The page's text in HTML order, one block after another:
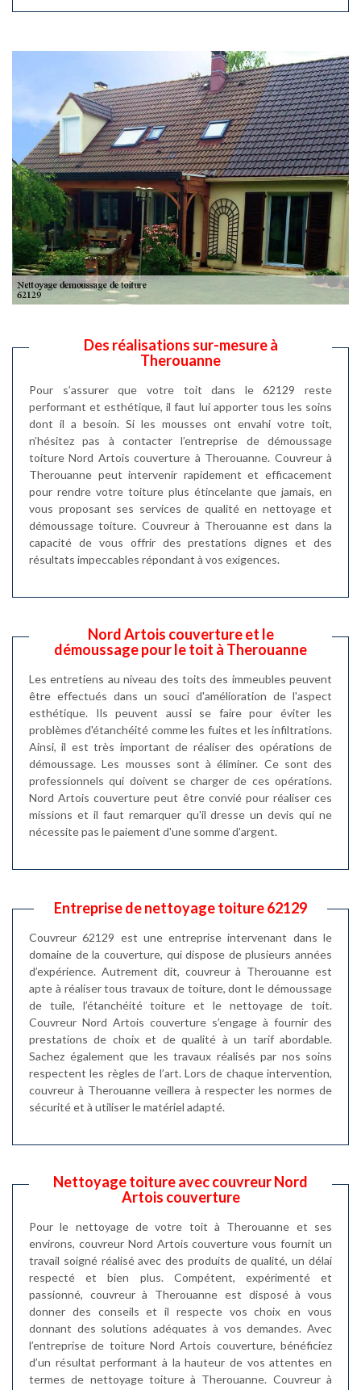
Des réalisations sur-mesure à
Therouanne
Pour s’assurer que votre toit dans le 62129 reste
performant et esthétique, il faut lui apporter tous les soins
dont il a besoin. Si les mousses ont envahi votre toit,
n’hésitez pas à contacter l’entreprise de démoussage
toiture Nord Artois couverture à Therouanne. Couvreur à
Therouanne peut intervenir rapidement et efficacement
pour rendre votre toiture plus étincelante que jamais, en
vous proposant ses services de qualité en nettoyage et
démoussage toiture. Couvreur à Therouanne est dans la
capacité de vous offrir des prestations dignes et des
résultats impeccables répondant à vos exigences.
Nord Artois couverture et le
démoussage pour le toit à Therouanne
Les entretiens au niveau des toits des immeubles peuvent
être effectués dans un souci d'amélioration de l'aspect
esthétique. Ils peuvent aussi se faire pour éviter les
problèmes d'étanchéité comme les fuites et les infiltrations.
Ainsi, il est très important de réaliser des opérations de
démoussage. Les mousses sont à éliminer. Ce sont des
professionnels qui doivent se charger de ces opérations.
Nord Artois couverture peut être convié pour réaliser ces
missions et il faut remarquer qu'il dresse un devis qui ne
nécessite pas le paiement d'une somme d'argent.
Entreprise de nettoyage toiture 62129
Couvreur 62129 est une entreprise intervenant dans le
domaine de la couverture, qui dispose de plusieurs années
d’expérience. Autrement dit, couvreur à Therouanne est
apte à réaliser tous travaux de toiture, dont le démoussage
de tuile, l’étanchéité toiture et le nettoyage de toit.
Couvreur Nord Artois couverture s’engage à fournir des
prestations de choix et de qualité à un tarif abordable.
Sachez également que les travaux réalisés par nos soins
respectent les règles de l’art. Lors de chaque intervention,
couvreur à Therouanne veillera à respecter les normes de
sécurité et à utiliser le matériel adapté.
Nettoyage toiture avec couvreur Nord
Artois couverture
Pour le nettoyage de votre toit à Therouanne et ses
environs, couvreur Nord Artois couverture vous fournit un
travail soigné réalisé avec des produits de qualité, un délai
respecté et bien plus. Compétent, expérimenté et
passionné, couvreur à Therouanne est disposé à vous
donner des conseils et il respecte vos choix en vous
donnant des solutions adéquates à vos demandes. Avec
l’entreprise de toiture Nord Artois couverture, bénéficiez
d’un résultat performant à la hauteur de vos attentes en
termes de nettoyage toiture à Therouanne. Couvreur à